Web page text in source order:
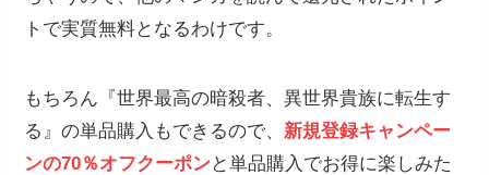
トで実質無料となるわけです。
もちろん『世界最高の暗殺者、異世界貴族に転生す
る』の単品購入もできるので、新規登録キャンペー
ンの70％オフクーポンと単品購入でお得に楽しみた